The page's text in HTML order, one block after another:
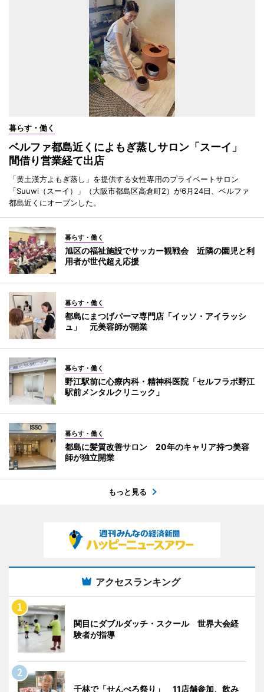
暮らす・働く
ベルファ都島近くによもぎ蒸しサロン「スーイ」
間借り営業経て出店
「黄土漢方よもぎ蒸し」を提供する女性専用のプライベートサロン
「Suuwi（スーイ）」（大阪市都島区高倉町2）が6月24日、ベルファ
都島近くにオープンした。
暮らす・働く
旭区の福祉施設でサッカー観戦会 近隣の園児と利
用者が世代超え応援
暮らす・働く
都島にまつげパーマ専門店「イッソ・アイラッシ
ュ」 元美容師が開業
暮らす・働く
野江駅前に心療内科・精神科医院「セルフラボ野江
駅前メンタルクリニック」
暮らす・働く
都島に髪質改善サロン 20年のキャリア持つ美容
師が独立開業
もっと見る
アクセスランキング
関目にダブルダッチ・スクール 世界大会経
験者が指導
千林で「せんべろ祭り」 11店舗参加、飲み